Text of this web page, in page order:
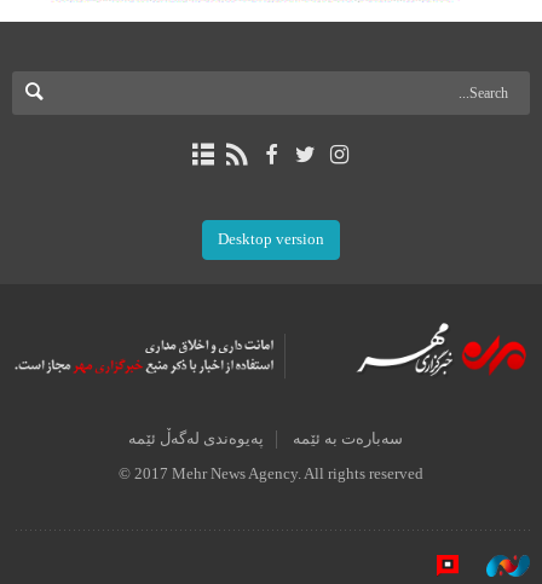
Desktop version
سەبارەت بە ئێمە پەیوەندی لەگەڵ ئێمە
© 2017 Mehr News Agency. All rights reserved